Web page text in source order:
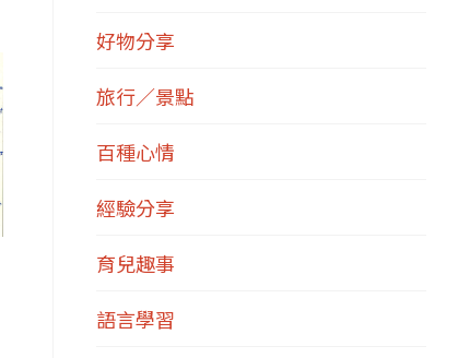
好物分享
旅行／景點
百種心情
經驗分享
育兒趣事
語言學習